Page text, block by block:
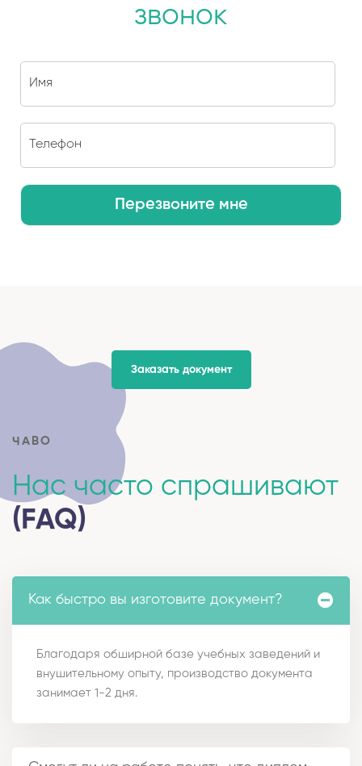
звонок
Перезвоните мне
Заказать документ
ЧАВО
Нас часто спрашивают
(FAQ)
Как быстро вы изготовите документ?
Благодаря обширной базе учебных заведений и
внушительному опыту, производство документа
занимает 1-2 дня.